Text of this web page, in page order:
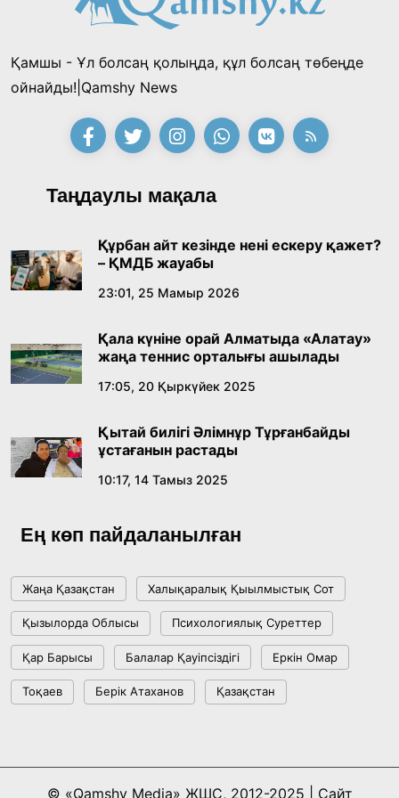
18:39, 23 Шілде 2026
Қонаев қаласының әкімі «Славян базары»
қабылдады
16:27, 23 Шілде 2026
Қазақ тіліндегі «құт» концептісінің
лингвомәдени сипаты
09:21, 21 Шілде 2026
Абайдың адам тәрбиесі туралы
18:59, 20 Шілде 2026
Жасанды интеллект: адамзаттың көмекшісі
18:16, 20 Шілде 2026
жетістіктері мен даму бағыты
Мемлекет басшысы Көбейтұз көлінің жай-
күйіне назар аударды
18:22, 17 Шілде 2026
10:28, 15 Шілде 2026
Қамшы - Ұл болсаң қолыңда, құл болсаң төбеңде
ойнайды!|Qamshy News
Таңдаулы мақала
Құрбан айт кезінде нені ескеру қажет?
– ҚМДБ жауабы
23:01, 25 Мамыр 2026
Қала күніне орай Алматыда «Алатау»
жаңа теннис орталығы ашылады
17:05, 20 Қыркүйек 2025
Қытай билігі Әлімнұр Тұрғанбайды
ұстағанын растады
10:17, 14 Тамыз 2025
Ең көп пайдаланылған
Жаңа Қазақстан Халықаралық Қыылмыстық Сот
Қызылорда Облысы Психологиялық Суреттер
Қар Барысы Балалар Қауіпсіздігі Еркін Омар
Тоқаев Берік Атаханов Қазақстан
© «Qamshy Media» ЖШС, 2012-2025 | Сайт